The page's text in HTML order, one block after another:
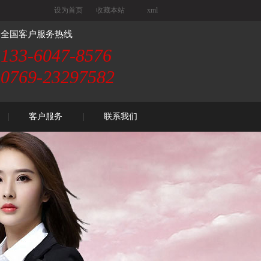
设为首页 收藏本站 xml
全国客户服务热线
133-6047-8576
0769-23297582
客户服务 联系我们